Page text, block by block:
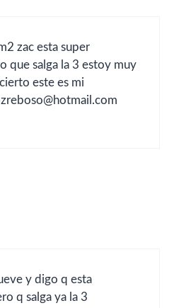
zac esta super
que salga la 3 estoy muy
este es mi
y digo q esta
q salga ya la 3